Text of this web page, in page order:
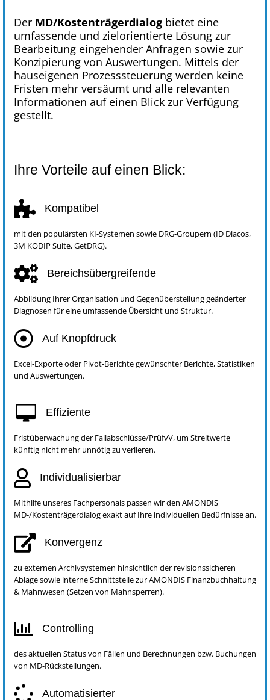
Der MD/Kostenträgerdialog bietet eine
umfassende und zielorientierte Lösung zur
Bearbeitung eingehender Anfragen sowie zur
Konzipierung von Auswertungen. Mittels der
hauseigenen Prozesssteuerung werden keine
Fristen mehr versäumt und alle relevanten
Informationen auf einen Blick zur Verfügung
gestellt.
Ihre Vorteile auf einen Blick:
Kompatibel
mit den populärsten KI-Systemen sowie DRG-Groupern (ID Diacos,
3M KODIP Suite, GetDRG).
Bereichsübergreifende
Abbildung Ihrer Organisation und Gegenüberstellung geänderter
Diagnosen für eine umfassende Übersicht und Struktur.
Auf Knopfdruck
Excel-Exporte oder Pivot-Berichte gewünschter Berichte, Statistiken
und Auswertungen.
Effiziente
Fristüberwachung der Fallabschlüsse/PrüfvV, um Streitwerte
künftig nicht mehr unnötig zu verlieren.
Individualisierbar
Mithilfe unseres Fachpersonals passen wir den AMONDIS
MD-/Kostenträgerdialog exakt auf Ihre individuellen Bedürfnisse an.
Konvergenz
zu externen Archivsystemen hinsichtlich der revisionssicheren
Ablage sowie interne Schnittstelle zur AMONDIS Finanzbuchhaltung
& Mahnwesen (Setzen von Mahnsperren).
Controlling
des aktuellen Status von Fällen und Berechnungen bzw. Buchungen
von MD-Rückstellungen.
Automatisierter